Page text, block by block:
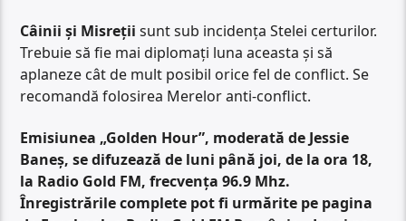
Câinii și Misrețiisunt sub incidența Stelei certurilor.
Trebuie să fie mai diplomați luna aceasta și să
aplaneze cât de mult posibil orice fel de conflict. Se
recomandă folosirea Merelor anti-conflict.
Emisiunea „Golden Hour”, moderată de Jessie
Baneș, se difuzează de luni până joi, de la ora 18,
la Radio Gold FM, frecvența 96.9 Mhz.
Înregistrările complete pot fi urmărite pe pagina